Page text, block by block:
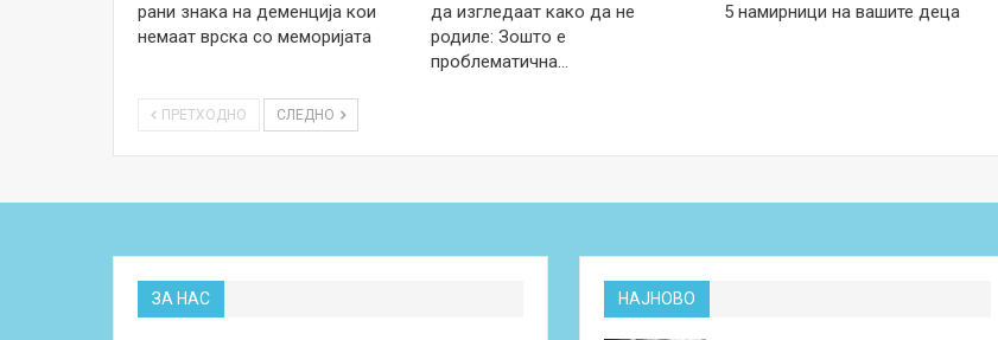
рани знака на деменција кои
немаат врска со меморијата
да изгледаат како да не
родиле: Зошто е
проблематична…
5 намирници на вашите деца
ПРЕТХОДНО СЛЕДНО
ЗА НАС НАЈНОВО